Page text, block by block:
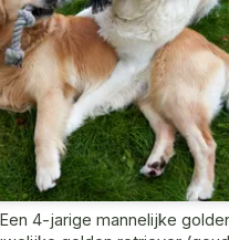
Een 4-jarige mannelijke